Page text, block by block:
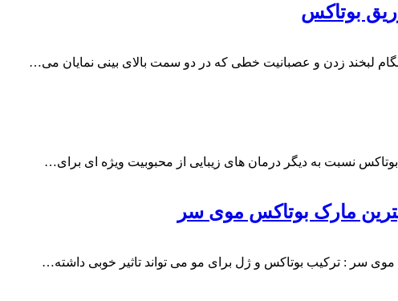
بوتاکس
لبخند زدن و عصبانیت خطی که در دو سمت بالای بینی نمایان می…
نسبت به دیگر درمان های زیبایی از محبوبیت ویژه ای برای…
مارک بوتاکس موی سر
سر : ترکیب بوتاکس و ژل برای مو می تواند تاثیر خوبی داشته…